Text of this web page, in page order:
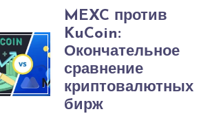
MEXC против
KuCoin:
Окончательное
сравнение
криптовалютных
бирж